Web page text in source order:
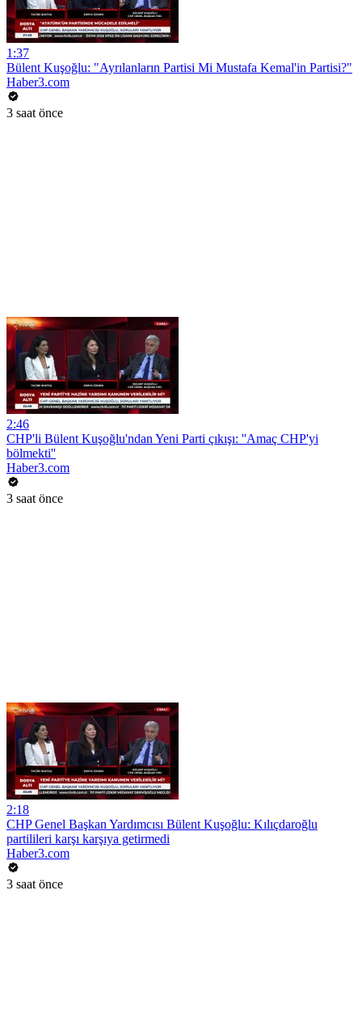
1:37
Bülent Kuşoğlu: "Ayrılanların Partisi Mi Mustafa Kemal'in Partisi?"
Haber3.com
3 saat önce
2:46
CHP'li Bülent Kuşoğlu'ndan Yeni Parti çıkışı: ''Amaç CHP'yi
bölmekti''
Haber3.com
3 saat önce
2:18
CHP Genel Başkan Yardımcısı Bülent Kuşoğlu: Kılıçdaroğlu
partilileri karşı karşıya getirmedi
Haber3.com
3 saat önce